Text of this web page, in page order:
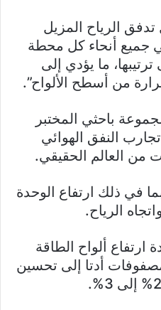
الرياح المزيل
جميع أنحاء كل محطة
ما يؤدي إلى
من أسطح الألواح”.
باحثي المختبر
النفق الهوائي
من العالم الحقيقي.
في ذلك ارتفاع الوحدة
الرياح.
ألواح الطاقة
أدتا إلى تحسين